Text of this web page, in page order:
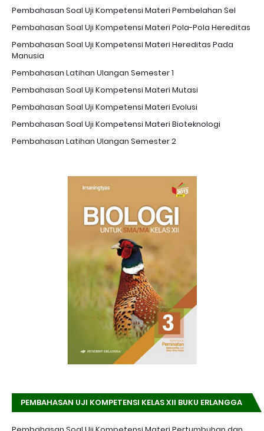
Pembahasan Soal Uji Kompetensi Materi Pembelahan Sel
Pembahasan Soal Uji Kompetensi Materi Pola-Pola Hereditas
Pembahasan Soal Uji Kompetensi Materi Hereditas Pada
Manusia
Pembahasan Latihan Ulangan Semester 1
Pembahasan Soal Uji Kompetensi Materi Mutasi
Pembahasan Soal Uji Kompetensi Materi Evolusi
Pembahasan Soal Uji Kompetensi Materi Bioteknologi
Pembahasan Latihan Ulangan Semester 2
PEMBAHASAN UJI KOMPETENSI KELAS XII BUKU ERLANGGA